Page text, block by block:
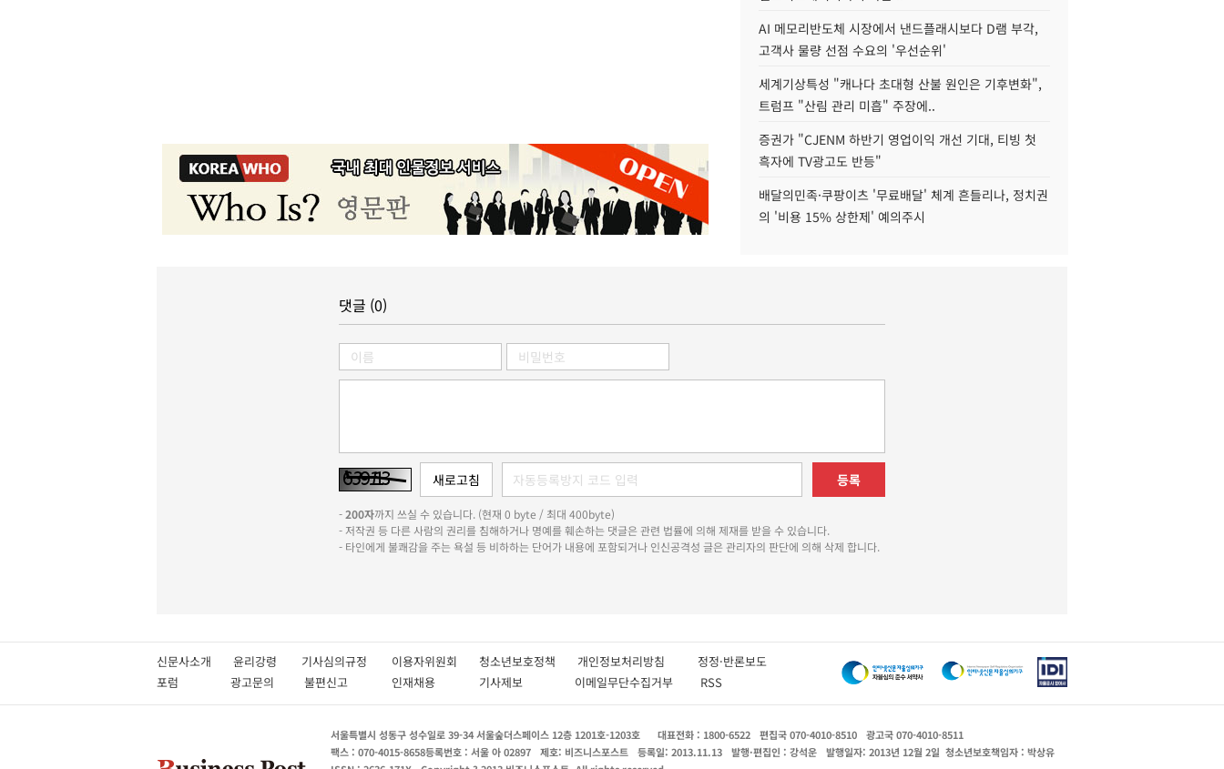
AI 메모리반도체 시장에서 낸드플래시보다 D램 부각,
고객사 물량 선점 수요의 '우선순위'
세계기상특성 "캐나다 초대형 산불 원인은 기후변화",
트럼프 "산림 관리 미흡" 주장에..
증권가 "CJENM 하반기 영업이익 개선 기대, 티빙 첫
흑자에 TV광고도 반등"
배달의민족·쿠팡이츠 '무료배달' 체계 흔들리나, 정치권
의 '비용 15% 상한제' 예의주시
댓글 (0)
등록
-200자까지 쓰실 수 있습니다. (현재 0 byte / 최대 400byte)
- 저작권 등 다른 사람의 권리를 침해하거나 명예를 훼손하는 댓글은 관련 법률에 의해 제재를 받을 수 있습니다.
- 타인에게 불쾌감을 주는 욕설 등 비하하는 단어가 내용에 포함되거나 인신공격성 글은 관리자의 판단에 의해 삭제 합니다.
신문사소개 윤리강령 기사심의규정 이용자위원회 청소년보호정책 개인정보처리방침 정정·반론보도
포럼
광고문의 불편신고 인재채용 기사제보 이메일무단수집거부 RSS
서울특별시 성동구 성수일로 39-34 서울숲더스페이스 12층 1201호-1203호 대표전화 : 1800-6522 편집국 070-4010-8510
광고국 070-4010-8511
팩스 : 070-4015-8658등록번호 : 서울 아 02897 제호: 비즈니스포스트 등록일: 2013.11.13 발행·편집인 : 강석운 발행일자: 2013년 12월 2일 청소년보호책임자 : 박상유